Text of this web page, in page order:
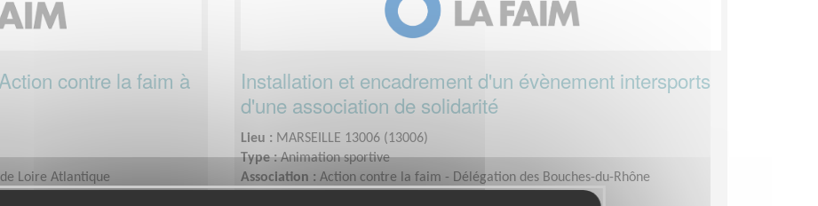
contre la faim à
Loire Atlantique
Installation et encadrement d'un évènement intersports
d'une association de solidarité
Lieu : MARSEILLE 13006 (13006)
Type :Animation sportive
Association : Action contre la faim - Délégation des Bouches-du-Rhône